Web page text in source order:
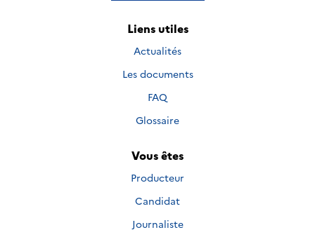
Liens utiles
Actualités
Les documents
FAQ
Glossaire
Vous êtes
Producteur
Candidat
Journaliste